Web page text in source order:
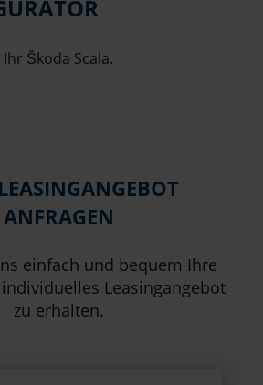
Škoda Scala.
ANFRAGEN
einfach und bequem Ihre
Leasingangebot
zu erhalten.